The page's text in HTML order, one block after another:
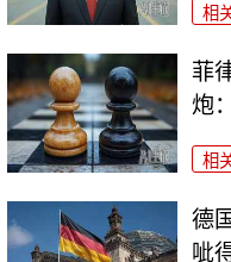
相
菲
炮
相
德
呲